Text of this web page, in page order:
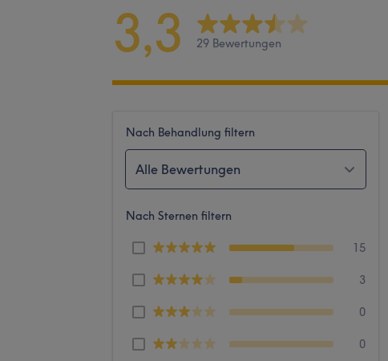
3,3 29 Bewertungen
Nach Behandlung filtern
Alle Bewertungen
Nach Sternen filtern
15
3
0
0